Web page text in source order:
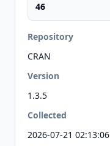
46
Repository
CRAN
Version
1.3.5
Collected
2026-07-21 02:13:06